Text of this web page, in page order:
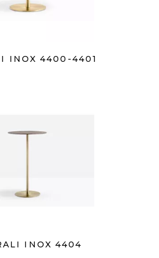
INOX 4400-4401
INOX 4404